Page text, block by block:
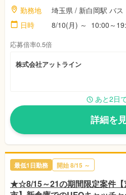
勤務地
埼玉県 / 新白岡駅 バス
日時
8/10(月) ～ 10:00～
応募倍率0.5倍
株式会社アットライン
あと2日
詳細を
最低1日勤務 開始 8/15 ～
★☆8/15～21の期間限定案件【